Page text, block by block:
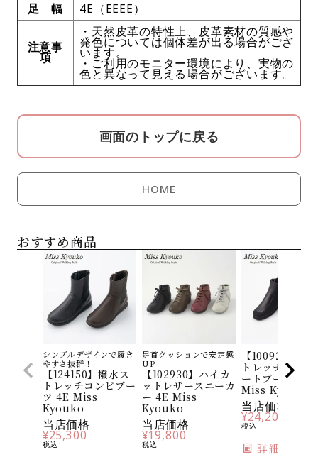
足 幅
4E（EEEE）
注意事
項
・天然皮革の特性上、皮革素材の質感や
発色については個体差が出る場合がござ
います。
・ご利用のモニター環境により、実物の
色と異なって見える場合がございます。
画面のトップに戻る
HOME
おすすめ商品
シンプルデザインで履き
やすさ抜群！
【124150】撥水ス
トレッチコンビブー
ツ 4E Miss
Kyouko
当店価格
¥25,300
税込
足首クッションで安定感
UP
【102930】ハイカ
ットレザースニーカ
ー 4E Miss
Kyouko
当店価格
¥19,800
税込
【100924】撥
トレッチコンビ
ートブーツ 4E
Miss Kyouko
当店価格
¥24,200
税込
詳細を見る